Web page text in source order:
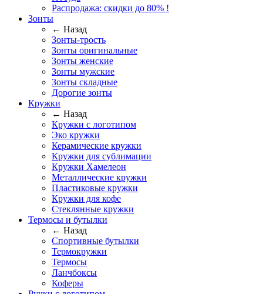
Распродажа: скидки до 80% !
Зонты
← Назад
Зонты-трость
Зонты оригинальные
Зонты женские
Зонты мужские
Зонты складные
Дорогие зонты
Кружки
← Назад
Кружки с логотипом
Эко кружки
Керамические кружки
Кружки для сублимации
Кружки Хамелеон
Металлические кружки
Пластиковые кружки
Кружки для кофе
Стеклянные кружки
Термосы и бутылки
← Назад
Спортивные бутылки
Термокружки
Термосы
Ланчбоксы
Коферы